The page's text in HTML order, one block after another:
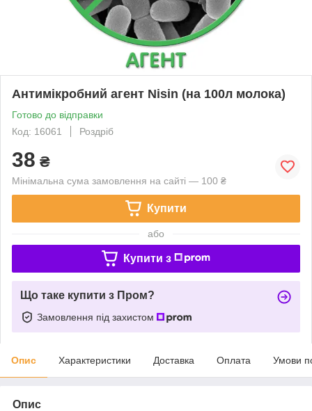
Антимікробний агент Nisin (на 100л молока)
Готово до відправки
Код: 16061
Роздріб
38 ₴
Мінімальна сума замовлення на сайті — 100 ₴
Купити
або
Купити з
Що таке купити з Пром?
Замовлення під захистом
Опис Характеристики Доставка Оплата Умови
Опис